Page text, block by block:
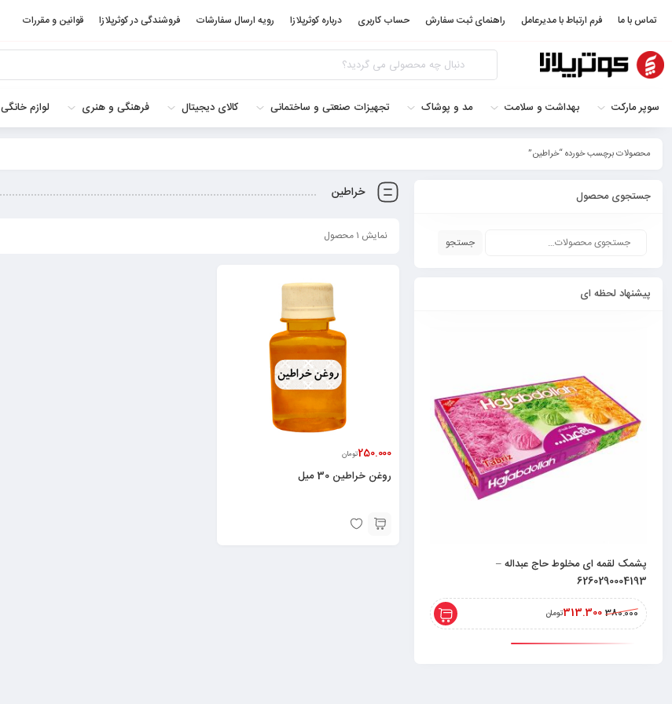
تماس با ما فرم ارتباط با مدیرعامل راهنمای ثبت سفارش حساب کاربری درباره کوثرپلازا رویه ارسال سفارشات فروشندگی در کوثرپلازا قوانین و مقررات
سوپر مارکت بهداشت و سلامت مد و پوشاک تجهیزات صنعتی و ساختمانی کالای دیجیتال فرهنگی و هنری لوازم خانگی
محصولات برچسب خورده “خراطين”
خراطين
نمایش ۱ محصول
250.000تومان
روغن خراطین 30 میل
جستجوی محصول
جستجو
پیشنهاد لحظه ای
پشمک لقمه ای مخلوط حاج عبداله –
6260290004193
380.000
313.300تومان